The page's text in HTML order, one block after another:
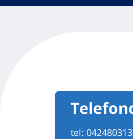
tel: 042480313